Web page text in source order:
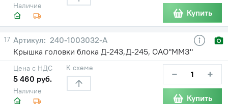
Наличие
Купить
17
240-1003032-А
Крышка головки блока Д-243,Д-245, ОАО"ММЗ"
Наличие
Цена с НДС
5 460 руб.
К схеме − +
Купить